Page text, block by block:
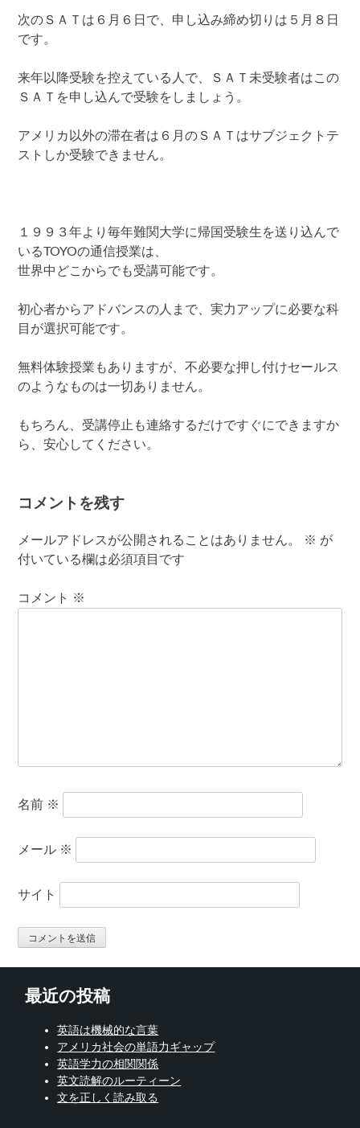
次のＳＡＴは６月６日で、申し込み締め切りは５月８日
です。
来年以降受験を控えている人で、ＳＡＴ未受験者はこの
ＳＡＴを申し込んで受験をしましょう。
アメリカ以外の滞在者は６月のＳＡＴはサブジェクトテ
ストしか受験できません。
１９９３年より毎年難関大学に帰国受験生を送り込んで
いるTOYOの通信授業は、
世界中どこからでも受講可能です。
初心者からアドバンスの人まで、実力アップに必要な科
目が選択可能です。
無料体験授業もありますが、不必要な押し付けセールス
のようなものは一切ありません。
もちろん、受講停止も連絡するだけですぐにできますか
ら、安心してください。
コメントを残す
メールアドレスが公開されることはありません。 ※ が
付いている欄は必須項目です
コメント ※
名前 ※
メール ※
サイト
最近の投稿
英語は機械的な言葉
アメリカ社会の単語力ギャップ
英語学力の相関関係
英文読解のルーティーン
文を正しく読み取る